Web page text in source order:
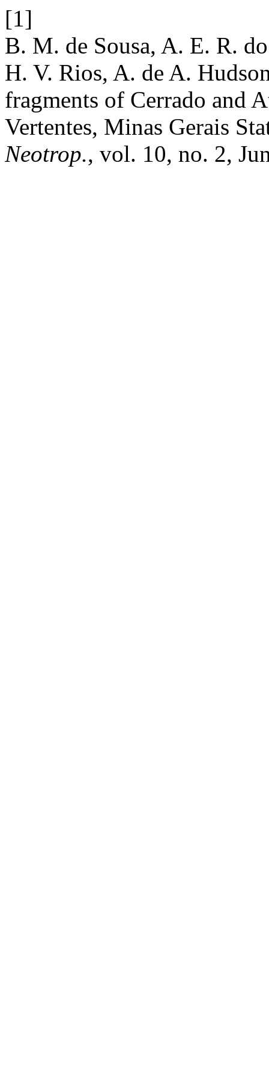
[1]
B. M. de Sousa, A. E. R.
H. V. Rios, A. de A.
fragments of Cerrado and
Vertentes, Minas Gerais
Neotrop., vol. 10, no. 2,